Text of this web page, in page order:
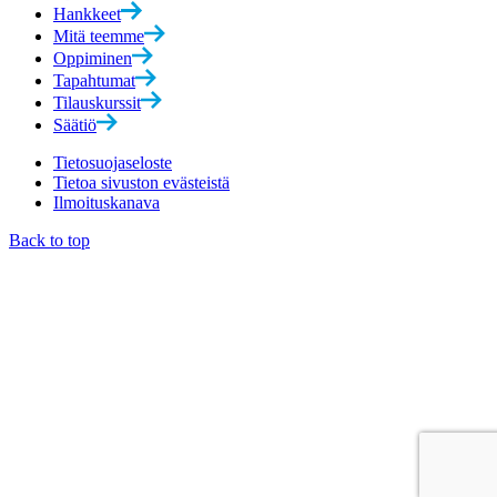
Hankkeet
Mitä teemme
Oppiminen
Tapahtumat
Tilauskurssit
Säätiö
Tietosuojaseloste
Tietoa sivuston evästeistä
Ilmoituskanava
Back to top